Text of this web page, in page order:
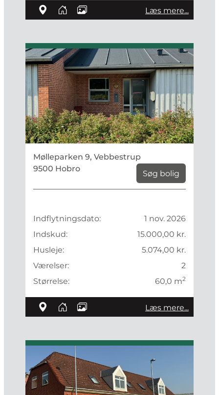
Læs mere...
Mølleparken 9, Vebbestrup
9500 Hobro
Søg bolig
Indflytningsdato:
1 nov. 2026
Indskud:
15.000,00 kr.
Husleje:
5.074,00 kr.
Værelser:
2
Størrelse:
60,0 m2
Læs mere...